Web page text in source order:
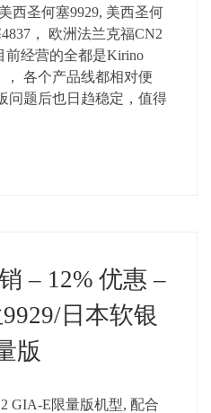
西圣何塞9929, 美西圣何
， 欧洲法兰克福CN2
前经营的全都是Kirino
， 各个产品线都相对便
问题后也日趋稳定，值得
– 12% 优惠 –
日本软银
版
GIA-E限量版机型, 配合